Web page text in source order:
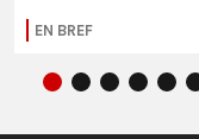
EN BREF